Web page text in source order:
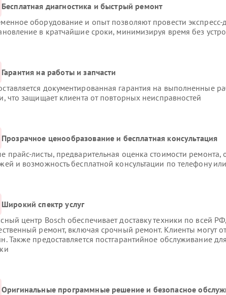
Бесплатная диагностика и быстрый ремонт
оборудование и опыт позволяют провести экспресс-
в кратчайшие сроки, минимизируя время без
Гарантия на работы и запчасти
документированная гарантия на выполненные
что защищает клиента от повторных неисправностей
Прозрачное ценообразование и бесплатная консультация
прайс-листы, предварительная оценка стоимости ремонта,
и возможность бесплатной консультации по телефону
Широкий спектр услуг
центр Bosch обеспечивает доставку техники по всей
ремонт, включая срочный ремонт. Клиенты могут
Также предоставляется постгарантийное обслуживание
Оригинальные программные решение и безопасное